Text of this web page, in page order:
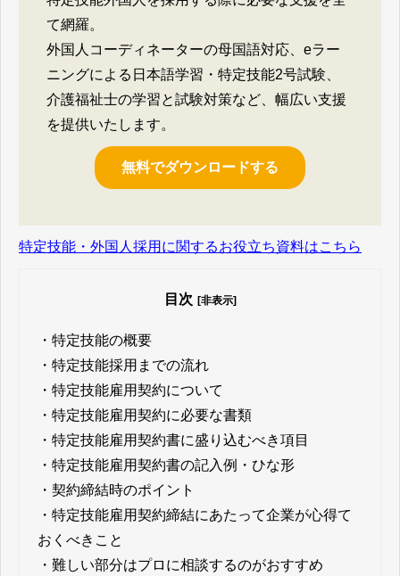
て網羅。
外国人コーディネーターの母国語対応、eラー
ニングによる日本語学習・特定技能2号試験、
介護福祉士の学習と試験対策など、幅広い支援
を提供いたします。
無料でダウンロードする
特定技能・外国人採用に関するお役立ち資料はこちら
目次 [非表示]
・ 特定技能の概要
・ 特定技能採用までの流れ
・ 特定技能雇用契約について
・ 特定技能雇用契約に必要な書類
・ 特定技能雇用契約書に盛り込むべき項目
・ 特定技能雇用契約書の記入例・ひな形
・ 契約締結時のポイント
・ 特定技能雇用契約締結にあたって企業が心得て
おくべきこと
・ 難しい部分はプロに相談するのがおすすめ